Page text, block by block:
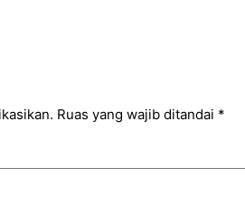
Ruas yang wajib ditandai *